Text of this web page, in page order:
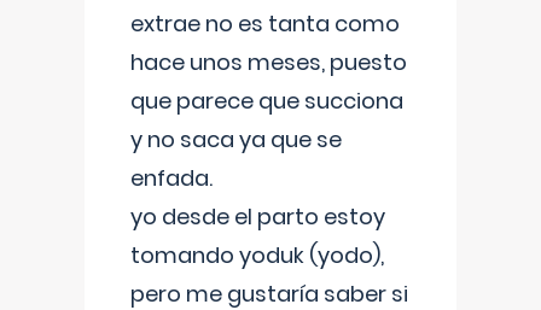
extrae no es tanta como
hace unos meses, puesto
que parece que succiona
y no saca ya que se
enfada.
yo desde el parto estoy
tomando yoduk (yodo),
pero me gustaría saber si